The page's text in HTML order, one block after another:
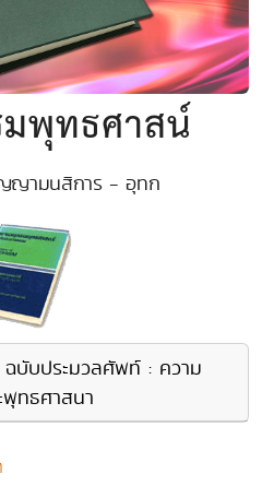
พุทธศาสน์
ญามนสิการ - อุทก
บับประมวลศัพท์ : ความ
ทธศาสนา